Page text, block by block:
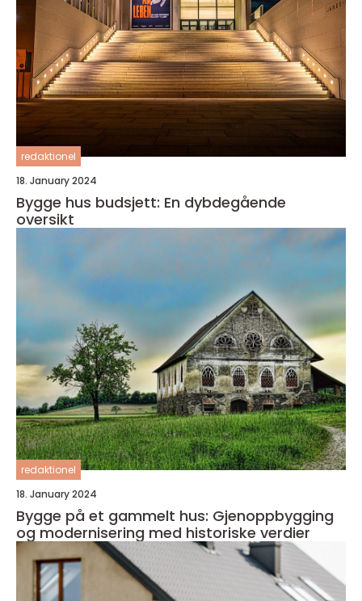
redaktionel
18. January 2024
Bygge hus budsjett: En dybdegående
oversikt
redaktionel
18. January 2024
Bygge på et gammelt hus: Gjenoppbygging
og modernisering med historiske verdier